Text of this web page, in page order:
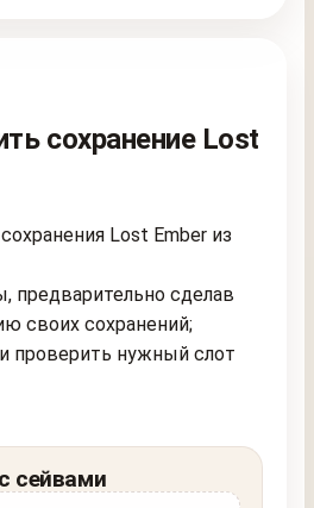
сохранение Lost
Lost Ember из
предварительно сделав
своих сохранений;
проверить нужный слот
сейвами